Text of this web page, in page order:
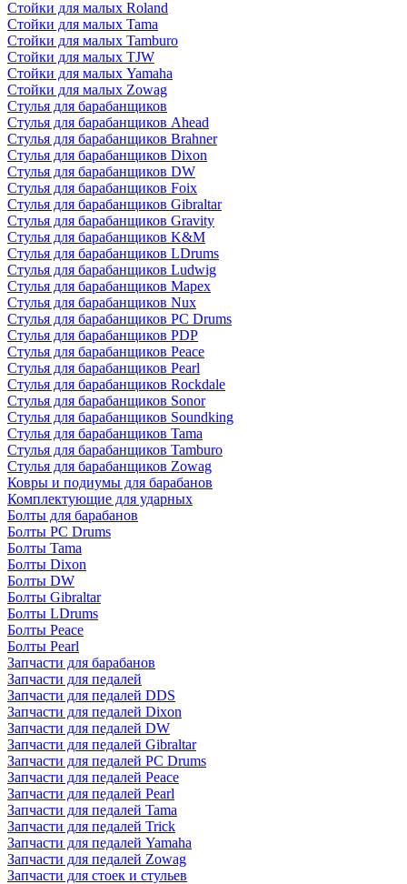
Стойки для малых Roland
Стойки для малых Tama
Стойки для малых Tamburo
Стойки для малых TJW
Стойки для малых Yamaha
Стойки для малых Zowag
Стулья для барабанщиков
Стулья для барабанщиков Ahead
Стулья для барабанщиков Brahner
Стулья для барабанщиков Dixon
Стулья для барабанщиков DW
Стулья для барабанщиков Foix
Стулья для барабанщиков Gibraltar
Стулья для барабанщиков Gravity
Стулья для барабанщиков K&M
Стулья для барабанщиков LDrums
Стулья для барабанщиков Ludwig
Стулья для барабанщиков Mapex
Стулья для барабанщиков Nux
Стулья для барабанщиков PC Drums
Стулья для барабанщиков PDP
Стулья для барабанщиков Peace
Стулья для барабанщиков Pearl
Стулья для барабанщиков Rockdale
Стулья для барабанщиков Sonor
Стулья для барабанщиков Soundking
Стулья для барабанщиков Tama
Стулья для барабанщиков Tamburo
Стулья для барабанщиков Zowag
Ковры и подиумы для барабанов
Комплектующие для ударных
Болты для барабанов
Болты PC Drums
Болты Tama
Болты Dixon
Болты DW
Болты Gibraltar
Болты LDrums
Болты Peace
Болты Pearl
Запчасти для барабанов
Запчасти для педалей
Запчасти для педалей DDS
Запчасти для педалей Dixon
Запчасти для педалей DW
Запчасти для педалей Gibraltar
Запчасти для педалей PC Drums
Запчасти для педалей Peace
Запчасти для педалей Pearl
Запчасти для педалей Tama
Запчасти для педалей Trick
Запчасти для педалей Yamaha
Запчасти для педалей Zowag
Запчасти для стоек и стульев